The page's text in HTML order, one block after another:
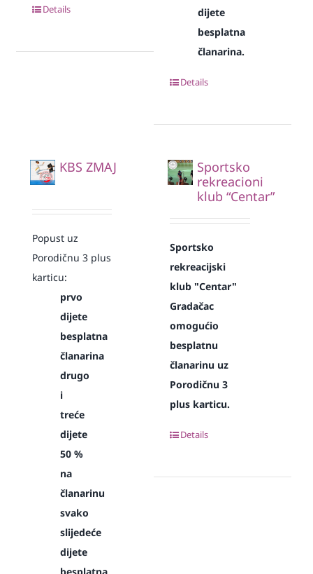
Details
dijete
besplatna
članarina.
Details
KBS ZMAJ
Popust uz
Porodičnu 3 plus
karticu:
prvo
dijete
besplatna
članarina
drugo
i
treće
dijete
50 %
na
članarinu
svako
slijedeće
dijete
besplatna
Sportsko
rekreacioni
klub “Centar”
Sportsko
rekreacijski
klub "Centar"
Gradačac
omogućio
besplatnu
članarinu uz
Porodičnu 3
plus karticu.
Details